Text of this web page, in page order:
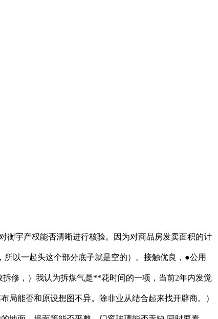
宇产权能否清晰进行核验。因为对商品房发卖面积的计
以一起头这个部分底子就是空的）。接触优良，●公用
修，）我认为拆煤气是**花时间的一项，当前2年内发觉
能否和原设想图不异。除非业从结合起来找开辟商。）